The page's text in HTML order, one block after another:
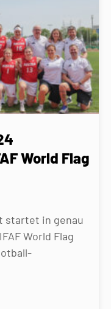
World Flag
startet in genau
World Flag